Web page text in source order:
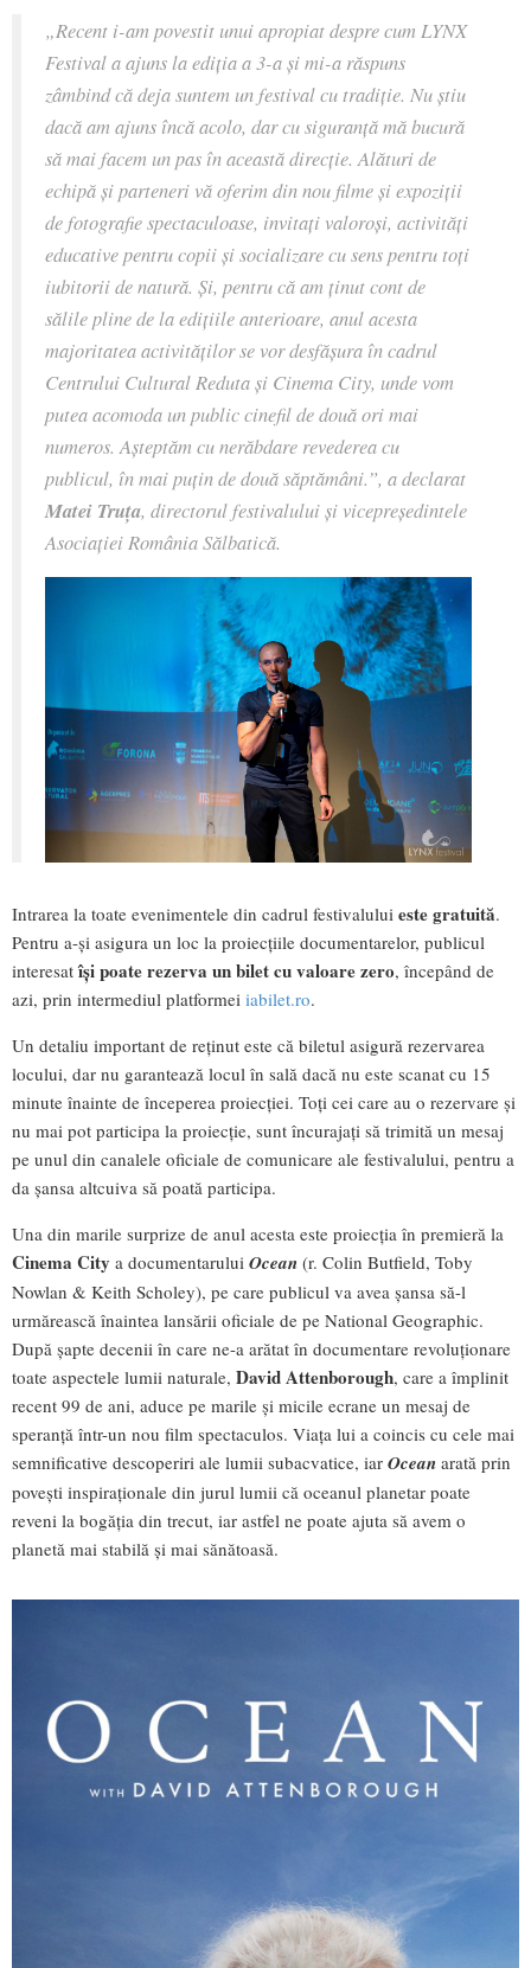
„Recent i-am povestit unui apropiat despre cum LYNX
Festival a ajuns la ediția a 3-a și mi-a răspuns
zâmbind că deja suntem un festival cu tradiție. Nu știu
dacă am ajuns încă acolo, dar cu siguranță mă bucură
să mai facem un pas în această direcție. Alături de
echipă și parteneri vă oferim din nou filme și expoziții
de fotografie spectaculoase, invitați valoroși, activități
educative pentru copii și socializare cu sens pentru toți
iubitorii de natură. Și, pentru că am ținut cont de
sălile pline de la edițiile anterioare, anul acesta
majoritatea activităților se vor desfășura în cadrul
Centrului Cultural Reduta și Cinema City, unde vom
putea acomoda un public cinefil de două ori mai
numeros. Așteptăm cu nerăbdare revederea cu
publicul, în mai puțin de două săptămâni.”, a declarat
Matei Truța, directorul festivalului și vicepreședintele
Asociației România Sălbatică.
Intrarea la toate evenimentele din cadrul festivalului este gratuită.
Pentru a-și asigura un loc la proiecțiile documentarelor, publicul
interesatîși poate rezerva un bilet cu valoare zero, începând de
azi, prin intermediul platformei iabilet.ro.
Un detaliu important de reținut este că biletul asigură rezervarea
locului, dar nu garantează locul în sală dacă nu este scanat cu 15
minute înainte de începerea proiecției. Toți cei care au o rezervare și
nu mai pot participa la proiecție, sunt încurajați să trimită un mesaj
pe unul din canalele oficiale de comunicare ale festivalului, pentru a
da șansa altcuiva să poată participa.
Una din marile surprize de anul acesta este proiecția în premieră la
Cinema City a documentarului Ocean (r. Colin Butfield, Toby
Nowlan & Keith Scholey), pe care publicul va avea șansa să-l
urmărească înaintea lansării oficiale de pe National Geographic.
După șapte decenii în care ne-a arătat în documentare revoluționare
toate aspectele lumii naturale, David Attenborough, care a împlinit
recent 99 de ani, aduce pe marile și micile ecrane un mesaj de
speranță într-un nou film spectaculos. Viața lui a coincis cu cele mai
semnificative descoperiri ale lumii subacvatice, iar Ocean arată prin
povești inspiraționale din jurul lumii că oceanul planetar poate
reveni la bogăția din trecut, iar astfel ne poate ajuta să avem o
planetă mai stabilă și mai sănătoasă.